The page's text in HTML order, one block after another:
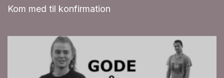
Kom med til konfirmation